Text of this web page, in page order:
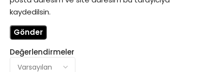
Değerlendirmeler
kaydedilsin.